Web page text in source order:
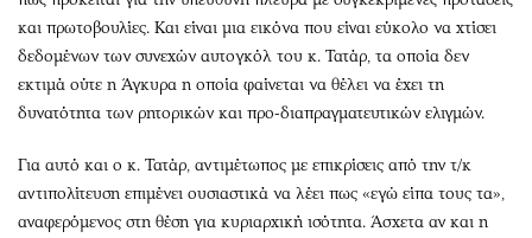
και πρωτοβουλίες. Και είναι μια εικόνα που είναι εύκολο να χτίσει
δεδομένων των συνεχών αυτογκόλ του κ. Τατάρ, τα οποία δεν
εκτιμά ούτε η Άγκυρα η οποία φαίνεται να θέλει να έχει τη
δυνατότητα των ρητορικών και προ-διαπραγματευτικών ελιγμών.
Για αυτό και ο κ. Τατάρ, αντιμέτωπος με επικρίσεις από την τ/κ
αντιπολίτευση επιμένει ουσιαστικά να λέει πως «εγώ είπα τους τα»,
αναφερόμενος στη θέση για κυριαρχική ισότητα. Άσχετα αν και η